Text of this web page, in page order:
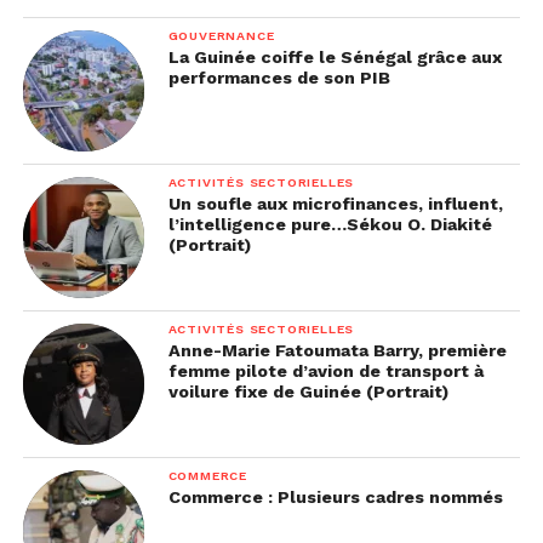
L’objectif est double : sensibiliser sur les droits
des femmes et offrir un espace de visibilité à des
parcours féminins souvent invisibles dans les
médias traditionnels.
Elle y anime l’émission Boss Lady, centrée sur les
trajectoires professionnelles et personnelles de
femmes guinéennes.
« Il faut montrer des exemples positifs, raconter
les histoires réelles derrière les carrières »,
résume-t-elle.
La fondation, à l’origine de la radio, travaille aussi
sur des programmes de sensibilisation aux
violences basées sur le genre, l’éducation des
filles, et l’égalité professionnelle.
GOUVERNANCE
La Guinée coiffe le Sénégal grâce aux
performances de son PIB
ACTIVITÉS SECTORIELLES
Un soufle aux microfinances, influent,
l’intelligence pure…Sékou O. Diakité
(Portrait)
ACTIVITÉS SECTORIELLES
Anne-Marie Fatoumata Barry, première
femme pilote d’avion de transport à
voilure fixe de Guinée (Portrait)
COMMERCE
Commerce : Plusieurs cadres nommés